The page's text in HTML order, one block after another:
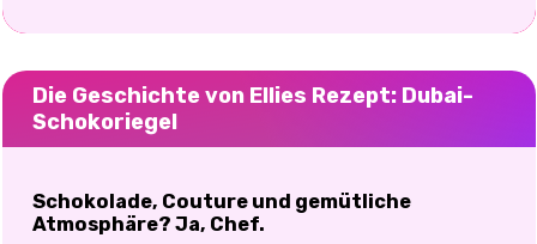
Die Geschichte von Ellies Rezept: Dubai-
Schokoriegel
Schokolade, Couture und gemütliche
Atmosphäre? Ja, Chef.